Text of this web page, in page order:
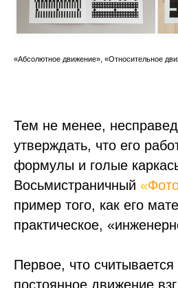
«Абсолютное движение», «Относительное
Тем не менее,
утверждать, что его
формулы и голые
Восьмистраничный «
пример того, как его
практическое,
Первое, что
постоянное движение